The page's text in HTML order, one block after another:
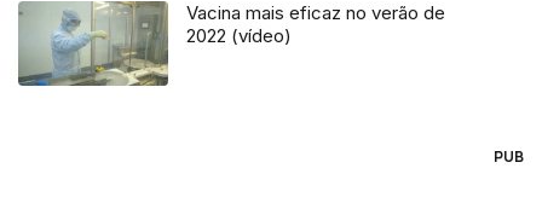
Vacina mais eficaz no verão de
2022 (vídeo)
PUB